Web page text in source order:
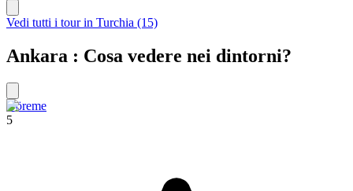
Vedi tutti i tour in Turchia (15)
Ankara : Cosa vedere nei dintorni?
Göreme
5